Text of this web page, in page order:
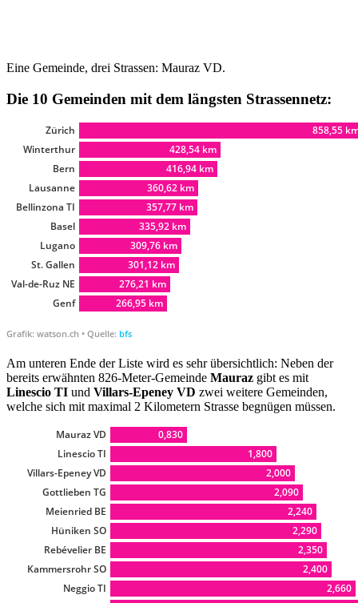
Eine Gemeinde, drei Strassen: Mauraz VD.
Die 10 Gemeinden mit dem längsten Strassennetz:
Am unteren Ende der Liste wird es sehr übersichtlich: Neben der
bereits erwähnten 826-Meter-Gemeinde Mauraz gibt es mit
Linescio TI und Villars-Epeney VD zwei weitere Gemeinden,
welche sich mit maximal 2 Kilometern Strasse begnügen müssen.